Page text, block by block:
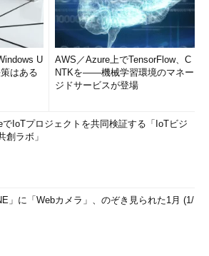
U
はある
AWS／Azure上でTensorFlow、C
NTKを――機械学習環境のマネー
ジドサービスが登場
でIoTプロジェクトを共同検証する「IoTビジ
創ラボ」
」に「Webカメラ」、のぞき見られた1月 (1/